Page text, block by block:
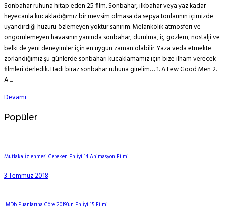
Sonbahar ruhuna hitap eden 25 film. Sonbahar, ilkbahar veya yaz kadar
heyecanla kucakladığımız bir mevsim olmasa da sepya tonlarının içimizde
uyandırdığı huzuru özlemeyen yoktur sanırım. Melankolik atmosferi ve
öngörülemeyen havasının yanında sonbahar, durulma, iç gözlem, nostalji ve
belki de yeni deneyimler için en uygun zaman olabilir. Yaza veda etmekte
zorlandığımız şu günlerde sonbaharı kucaklamamız için bize ilham verecek
filmleri derledik. Hadi biraz sonbahar ruhuna girelim… 1. A Few Good Men 2.
A ...
Devamı
Popüler
Mutlaka İzlenmesi Gereken En İyi 14 Animasyon Filmi
3 Temmuz 2018
IMDb Puanlarına Göre 2019’un En İyi 15 Filmi